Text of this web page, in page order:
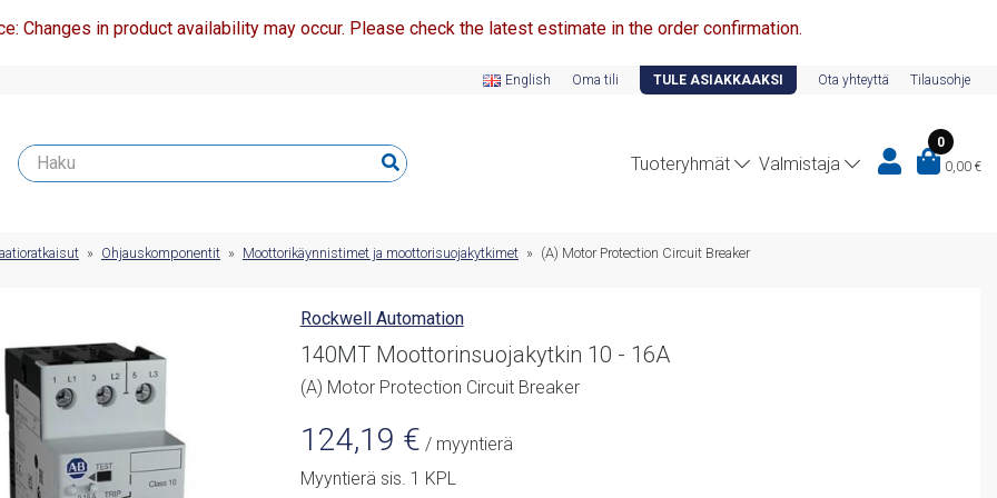
Changes in product availability may occur. Please check the latest estimate in the order confirmation.
English Oma tili TULE ASIAKKAAKSI Ota yhteyttä Tilausohje
Tuoteryhmät Valmistaja
0
0,00 €
» Ohjauskomponentit » Moottorikäynnistimet ja moottorisuojakytkimet » (A) Motor Protection Circuit Breaker
Rockwell Automation
140MT Moottorinsuojakytkin 10 - 16A
(A) Motor Protection Circuit Breaker
124,19 € / myyntierä
Myyntierä sis. 1 KPL